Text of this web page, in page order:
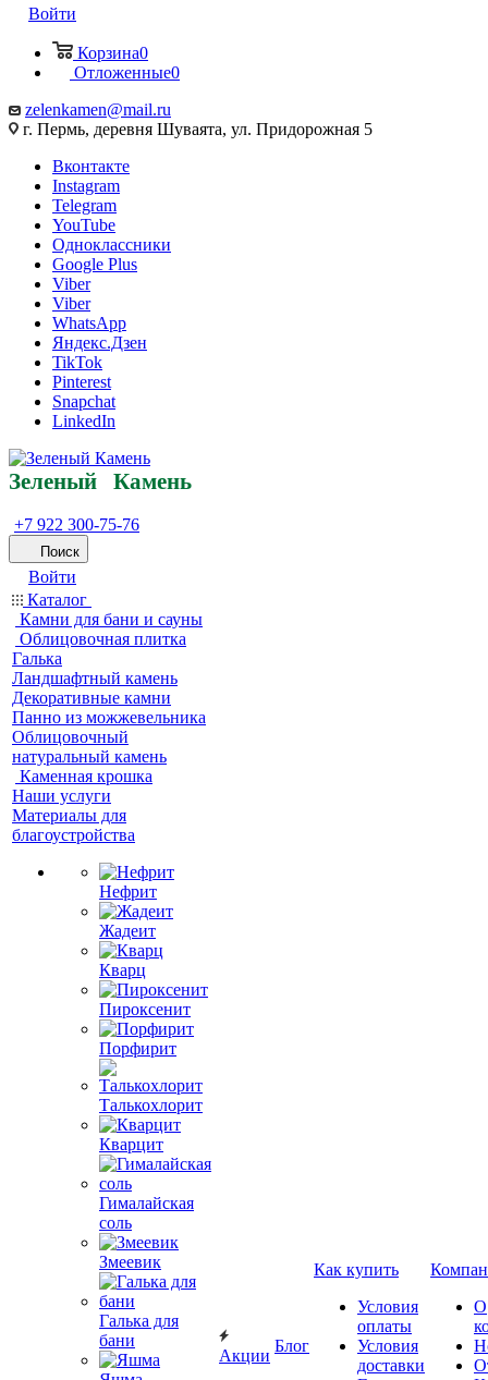
Войти
Корзина0
Отложенные0
zelenkamen@mail.ru
г. Пермь, деревня Шуваята, ул. Придорожная 5
Вконтакте
Instagram
Telegram
YouTube
Одноклассники
Google Plus
Viber
Viber
WhatsApp
Яндекс.Дзен
TikTok
Pinterest
Snapchat
LinkedIn
Зеленый Камень
+7 922 300-75-76
Поиск
Войти
Каталог
Камни для бани и сауны
Облицовочная плитка
Галька
Ландшафтный камень
Декоративные камни
Панно из можжевельника
Облицовочный
натуральный камень
Каменная крошка
Наши услуги
Материалы для
благоустройства
Нефрит
Жадеит
Кварц
Пироксенит
Порфирит
Талькохлорит
Кварцит
Гималайская
соль
Змеевик
Галька для
бани
Акции
Блог
Как купить
Условия
оплаты
Условия
доставки
О